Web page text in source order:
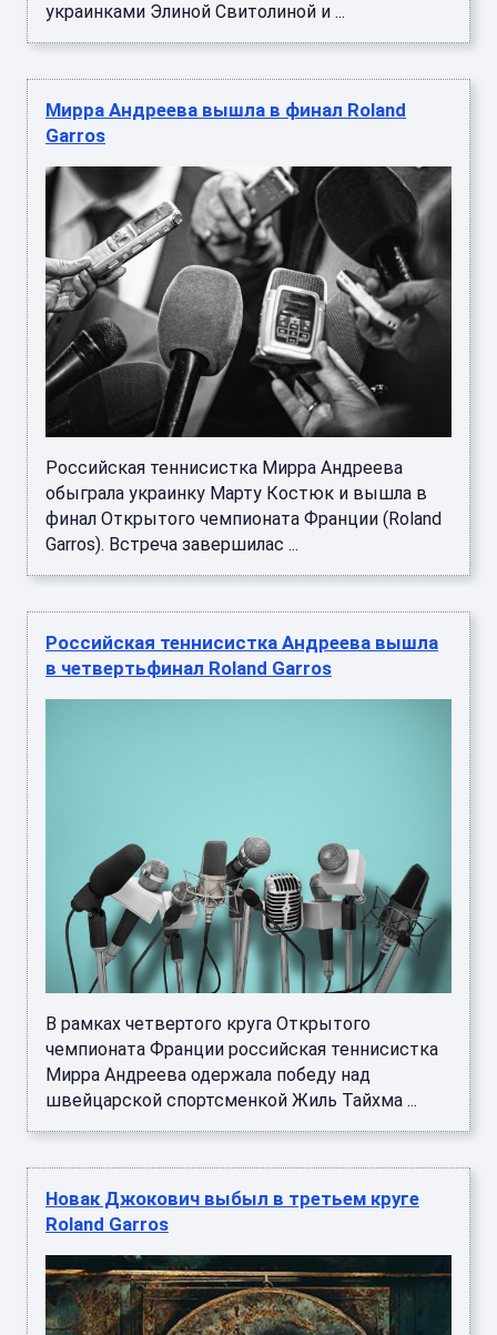
украинками Элиной Свитолиной и ...
Мирра Андреева вышла в финал Roland
Garros
Российская теннисистка Мирра Андреева
обыграла украинку Марту Костюк и вышла в
финал Открытого чемпионата Франции (Roland
Garros). Встреча завершилас ...
Российская теннисистка Андреева вышла
в четвертьфинал Roland Garros
В рамках четвертого круга Открытого
чемпионата Франции российская теннисистка
Мирра Андреева одержала победу над
швейцарской спортсменкой Жиль Тайхма ...
Новак Джокович выбыл в третьем круге
Roland Garros